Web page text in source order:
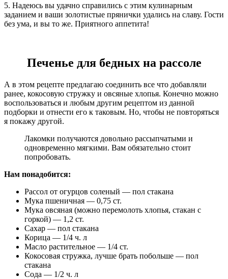
5. Надеюсь вы удачно справились с этим кулинарным
заданием и ваши золотистые прянички удались на славу. Гости
без ума, и вы то же. Приятного аппетита!
Печенье для бедных на рассоле
А в этом рецепте предлагаю соединить все что добавляли
ранее, кокосовую стружку и овсяные хлопья. Конечно можно
воспользоваться и любым другим рецептом из данной
подборки и отнести его к таковым. Но, чтобы не повторяться
я покажу другой.
Лакомки получаются довольно рассыпчатыми и
одновременно мягкими. Вам обязательно стоит
попробовать.
Нам понадобится:
Рассол от огурцов соленый — пол стакана
Мука пшеничная — 0,75 ст.
Мука овсяная (можно перемолоть хлопья, стакан с
горкой) — 1,2 ст.
Сахар — пол стакана
Корица — 1/4 ч. л
Масло растительное — 1/4 ст.
Кокосовая стружка, лучше брать побольше — пол
стакана
Сода — 1/2 ч. л